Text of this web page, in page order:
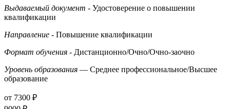
Выдаваемый документ - Удостоверение о повышении
квалификации
Направление - Повышение квалификации
Формат обучения - Дистанционно/Очно/Очно-заочно
Уровень образования — Среднее профессиональное/Высшее
образование
от 7300 ₽